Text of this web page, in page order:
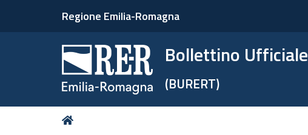
Regione Emilia-Romagna
Bollettino
(BURERT)
Tu